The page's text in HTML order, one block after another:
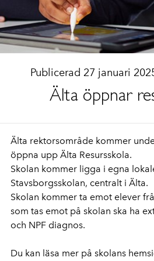
Publicerad 27 januari
Älta öppnar
Älta rektorsområde kommer
öppna upp Älta Resursskola.
Skolan kommer ligga i egna
Stavsborgsskolan, centralt i Älta.
Skolan kommer ta emot elever
som tas emot på skolan ska ha
och NPF diagnos.
Du kan läsa mer på skolans